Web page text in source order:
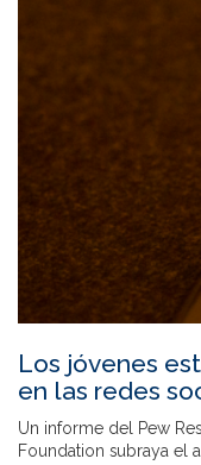
Los jóvenes
en las redes
Un informe del Pew
Foundation subraya el